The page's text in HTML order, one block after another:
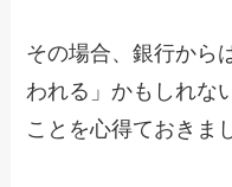
その場合、銀行から
われる」かもしれな
ことを心得ておきま